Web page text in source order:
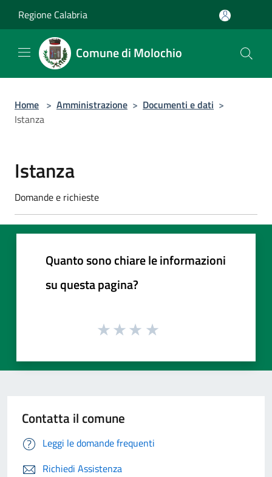
Regione Calabria
Comune di Molochio
Home > Amministrazione > Documenti e dati >
Istanza
Istanza
Domande e richieste
Quanto sono chiare le informazioni
su questa pagina?
Contatta il comune
Leggi le domande frequenti
Richiedi Assistenza